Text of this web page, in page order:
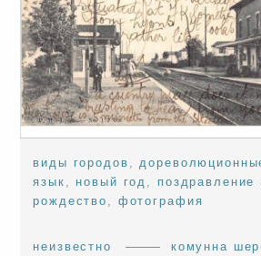
виды городов ,
язык , новый год , поздравление
рождество , фотография
неизвестно комунна